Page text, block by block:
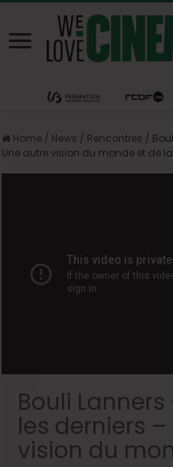
Home / News / Rencontres /
Une autre vision du monde et de
Bouli
les derniers
vision du